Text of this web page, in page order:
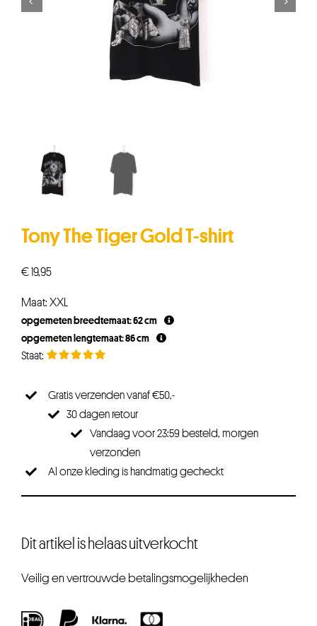
Tony The Tiger Gold T-shirt
€19,95
Maat: XXL
opgemeten breedtemaat: 62 cm
opgemeten lengtemaat: 86 cm
Gratis verzenden vanaf €50,-
30 dagen retour
Vandaag voor 23:59 besteld, morgen
verzonden
Al onze kleding is handmatig gecheckt
Dit artikel is helaas uitverkocht
Veilig en vertrouwde betalingsmogelijkheden